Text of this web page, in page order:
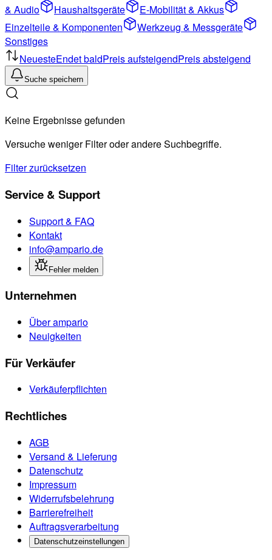
& Audio
Haushaltsgeräte
E-Mobilität & Akkus
Einzelteile & Komponenten
Werkzeug & Messgeräte
Sonstiges
NeuesteEndet baldPreis aufsteigendPreis absteigend
Suche speichern
Keine Ergebnisse gefunden
Versuche weniger Filter oder andere Suchbegriffe.
Filter zurücksetzen
Service & Support
Support & FAQ
Kontakt
info@ampario.de
Fehler melden
Unternehmen
Über ampario
Neuigkeiten
Für Verkäufer
Verkäuferpflichten
Rechtliches
AGB
Versand & Lieferung
Datenschutz
Impressum
Widerrufsbelehrung
Barrierefreiheit
Auftragsverarbeitung
Datenschutzeinstellungen